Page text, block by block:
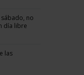
no
día libre
las